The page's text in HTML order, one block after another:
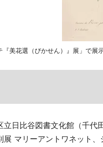
『美花選（びかせん）』展」で展
日比谷図書文化館（千代
展 マリーアントワネット